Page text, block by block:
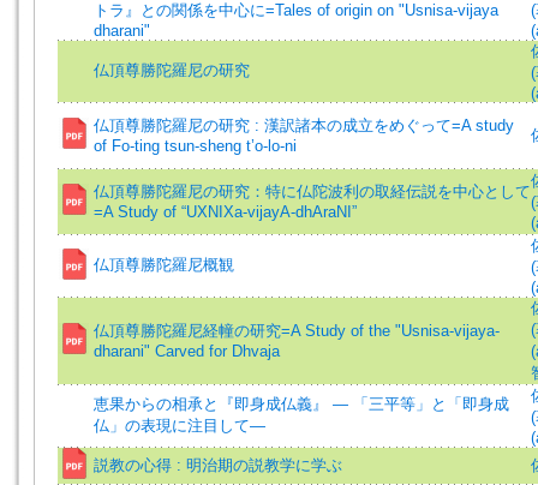
トラ』との関係を中心に=Tales of origin on "Usnisa-vijaya
dharani"
仏頂尊勝陀羅尼の研究
仏頂尊勝陀羅尼の研究 : 漢訳諸本の成立をめぐって=A study
of Fo-ting tsun-sheng t’o-lo-ni
仏頂尊勝陀羅尼の研究：特に仏陀波利の取経伝説を中心として
=A Study of “UXNIXa-vijayA-dhAraNI”
仏頂尊勝陀羅尼概観
仏頂尊勝陀羅尼経幢の研究=A Study of the "Usnisa-vijaya-
dharani" Carved for Dhvaja
恵果からの相承と『即身成仏義』 ― 「三平等」と「即身成
仏」の表現に注目して―
説教の心得 : 明治期の説教学に学ぶ